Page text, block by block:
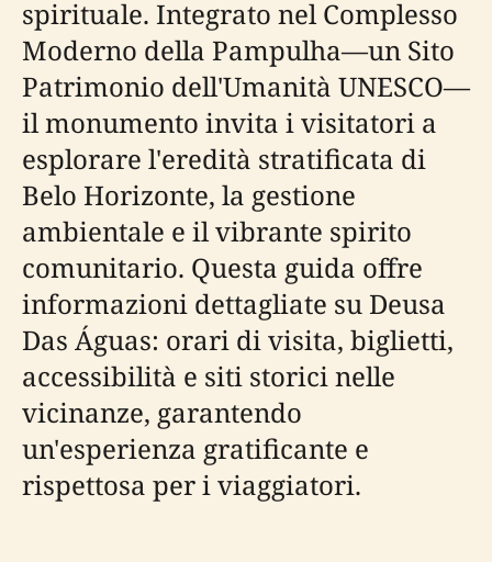
spirituale. Integrato nel Complesso
Moderno della Pampulha—un Sito
Patrimonio dell'Umanità UNESCO—
il monumento invita i visitatori a
esplorare l'eredità stratificata di
Belo Horizonte, la gestione
ambientale e il vibrante spirito
comunitario. Questa guida offre
informazioni dettagliate su Deusa
Das Águas: orari di visita, biglietti,
accessibilità e siti storici nelle
vicinanze, garantendo
un'esperienza gratificante e
rispettosa per i viaggiatori.